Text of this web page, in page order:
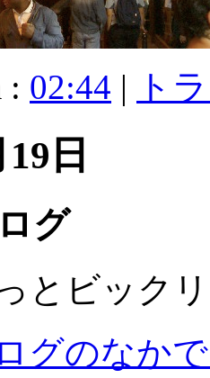
: 02:44 | ト
日
グ
とビック
グのなか